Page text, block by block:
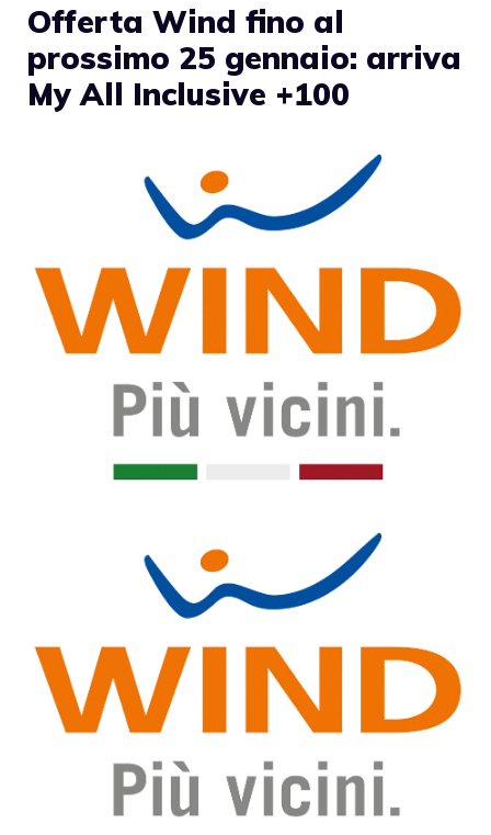
Offerta Wind fino al
prossimo 25 gennaio: arriva
My All Inclusive +100